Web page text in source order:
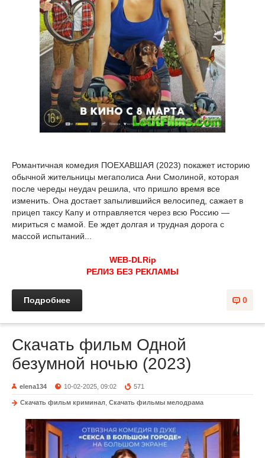
Романтичная комедия ПОЕХАВШАЯ (2023) покажет историю
обычной жительницы мегаполиса Ани Смолиной, которая
после череды неудач решила, что пришло время все
изменить. Она достает запылившийся велосипед, сажает в
прицеп таксу Капу и отправляется через всю Россию —
мириться с мамой. Ее ждет долгая и трудная дорога с
массой испытаний...
WEB-DLRip
РЕЛИЗ БЕЗ РЕКЛАМЫ
0
Подробнее
Скачать фильм Одной
безумной ночью (2023)
elena134 10-02-2025, 09:02 571
Скачать фильм криминал Скачать фильмы мелодрама